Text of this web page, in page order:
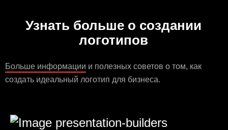
Узнать больше о создании
логотипов
Больше информации и полезных советов о том, как
создать идеальный логотип для бизнеса.